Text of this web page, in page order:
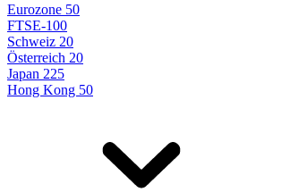
Eurozone 50
FTSE-100
Schweiz 20
Österreich 20
Japan 225
Hong Kong 50